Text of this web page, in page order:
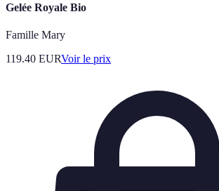
Gelée Royale Bio
Famille Mary
119.40 EURVoir le prix